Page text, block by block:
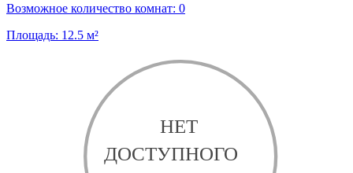
Возможное количество комнат: 0
Площадь: 12.5 м²